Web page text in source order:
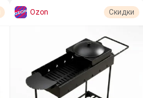
Ozon Скидки